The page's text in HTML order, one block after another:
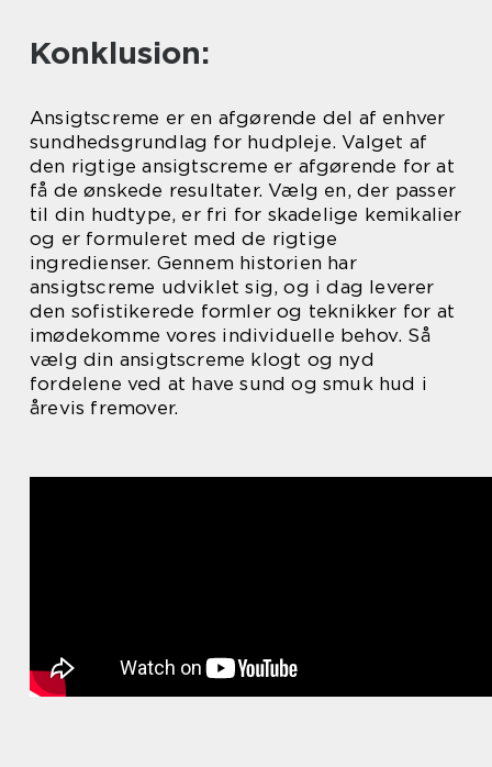
Konklusion:
Ansigtscreme er en afgørende del af enhver
sundhedsgrundlag for hudpleje. Valget af
den rigtige ansigtscreme er afgørende for at
få de ønskede resultater. Vælg en, der passer
til din hudtype, er fri for skadelige kemikalier
og er formuleret med de rigtige
ingredienser. Gennem historien har
ansigtscreme udviklet sig, og i dag leverer
den sofistikerede formler og teknikker for at
imødekomme vores individuelle behov. Så
vælg din ansigtscreme klogt og nyd
fordelene ved at have sund og smuk hud i
årevis fremover.